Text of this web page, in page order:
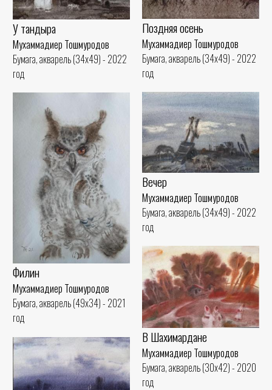
У тандыра
Мухаммадиер Тошмуродов
Бумага, акварель (34x49) - 2022
год
Поздняя осень
Мухаммадиер Тошмуродов
Бумага, акварель (34x49) - 2022
год
Вечер
Мухаммадиер Тошмуродов
Бумага, акварель (34x49) - 2022
год
Филин
Мухаммадиер Тошмуродов
Бумага, акварель (49x34) - 2021
год
В Шахимардане
Мухаммадиер Тошмуродов
Бумага, акварель (30x42) - 2020
год